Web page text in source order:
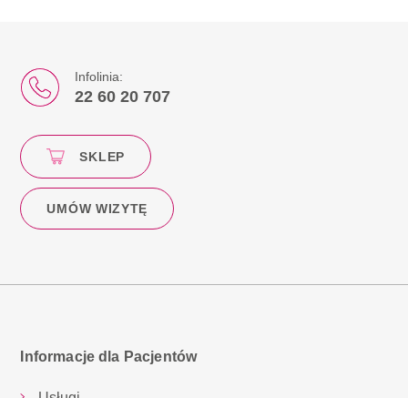
Infolinia:
22 60 20 707
SKLEP
UMÓW WIZYTĘ
Informacje dla Pacjentów